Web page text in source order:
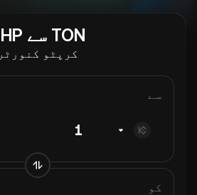
TON سے PHP
کرپٹو کنورٹر
سے
کو